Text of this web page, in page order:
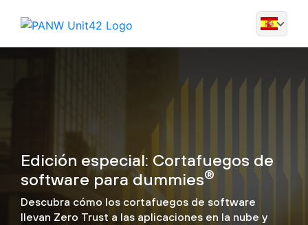
Edición especial: Cortafuegos de
software para dummies®
Descubra cómo los cortafuegos de software
llevan Zero Trust a las aplicaciones en la nube y